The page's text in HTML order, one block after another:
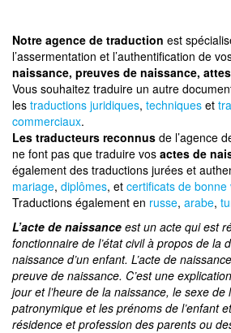
Notre agence de traduction est
l’assermentation et l’authentification de
naissance, preuves de naissance,
Vous souhaitez traduire un autre
les traductions juridiques, techniques et
commerciaux.
Les traducteurs reconnus de l’agence
ne font pas que traduire vos actes de
également des traductions jurées et
mariage, diplômes, et certificats de
Traductions également en russe, arabe,
L’acte de naissance est un acte qui est
fonctionnaire de l’état civil à propos de la
naissance d’un enfant. L’acte de
preuve de naissance. C’est une
jour et l’heure de la naissance, le sexe de
patronymique et les prénoms de l’enfant
résidence et profession des parents ou